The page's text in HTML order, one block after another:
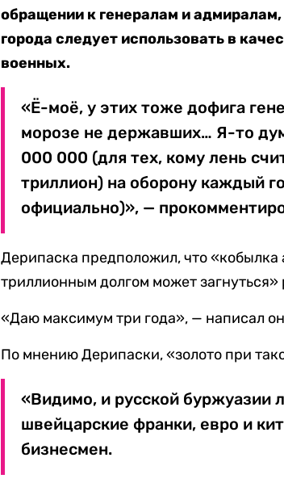
обращении к генералам и
города следует использовать в
военных.
«Ё-моё, у этих тоже дофига
морозе не державших… Я-то
000 000 (для тех, кому лень
триллион) на оборону каждый
официально)», —
Дерипаска предположил, что
триллионным долгом может
«Даю максимум три года», — написал
По мнению Дерипаски, «золото при
«Видимо, и русской буржуазии
швейцарские франки, евро и
бизнесмен.